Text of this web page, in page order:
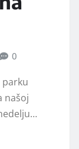
0
parku
našoj